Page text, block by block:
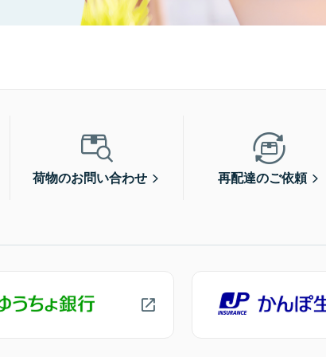
荷物のお問い合わせ 再配達のご依頼